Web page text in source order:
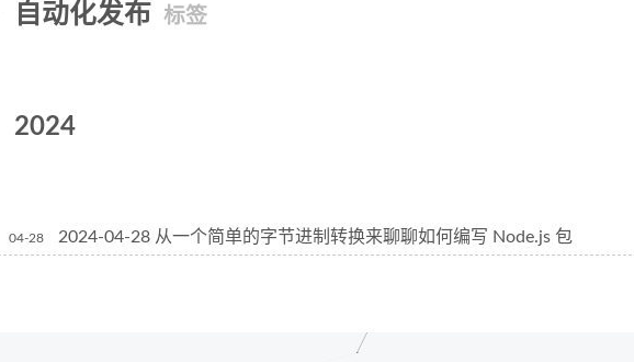
自动化发布 标签
2024
04-28 2024-04-28 从一个简单的字节进制转换来聊聊如何编写 Node.js 包